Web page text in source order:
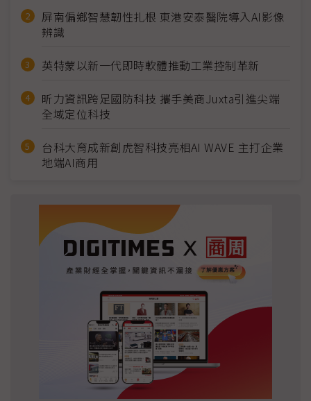
屏南偏鄉智慧韌性扎根 東港安泰醫院導入AI影像
辨識
英特蒙以新一代即時軟體推動工業控制革新
昕力資訊跨足國防科技 攜手美商Juxta引進尖端
全域定位科技
台科大育成新創虎智科技亮相AI WAVE 主打企業
地端AI商用